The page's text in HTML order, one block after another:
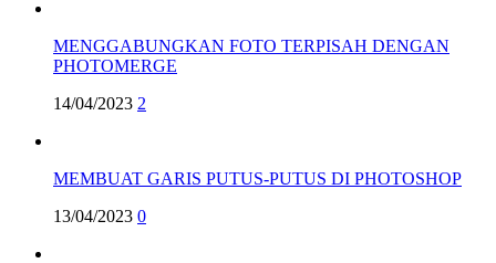
MENGGABUNGKAN FOTO TERPISAH DENGAN
PHOTOMERGE
14/04/2023 2
MEMBUAT GARIS PUTUS-PUTUS DI PHOTOSHOP
13/04/2023 0